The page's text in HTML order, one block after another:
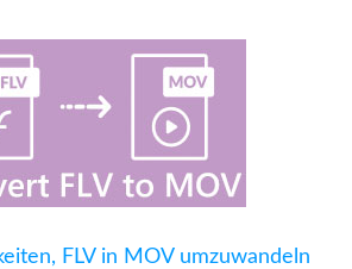
FLV in MOV umzuwandeln